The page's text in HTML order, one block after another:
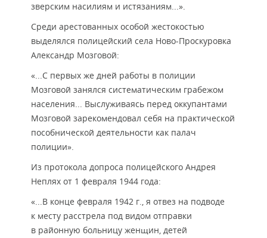
зверским насилиям и истязаниям...».
Среди арестованных особой жестокостью
выделялся полицейский села Ново-Проскуровка
Александр Мозговой:
«...С первых же дней работы в полиции
Мозговой занялся систематическим грабежом
населения... Выслуживаясь перед оккупантами
Мозговой зарекомендовал себя на практической
пособнической деятельности как палач
полиции».
Из протокола допроса полицейского Андрея
Неплях от 1 февраля 1944 года:
«...В конце февраля 1942 г., я отвез на подводе
к месту расстрела под видом отправки
в районную больницу женщин, детей